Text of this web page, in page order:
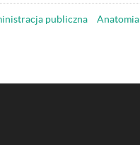
publiczna Anatomia